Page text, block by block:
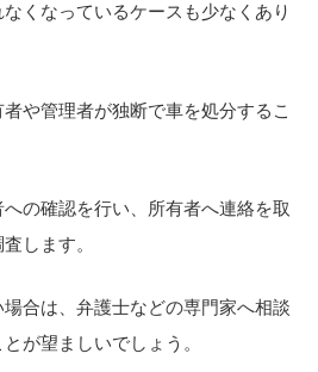
くなっているケースも少なくあり
や管理者が独断で車を処分するこ
の確認を行い、所有者へ連絡を取
します。
合は、弁護士などの専門家へ相談
が望ましいでしょう。